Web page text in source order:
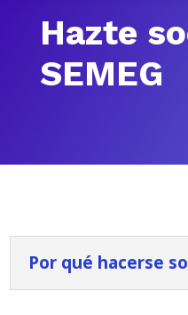
Hazte
SEMEG
Por qué hacerse